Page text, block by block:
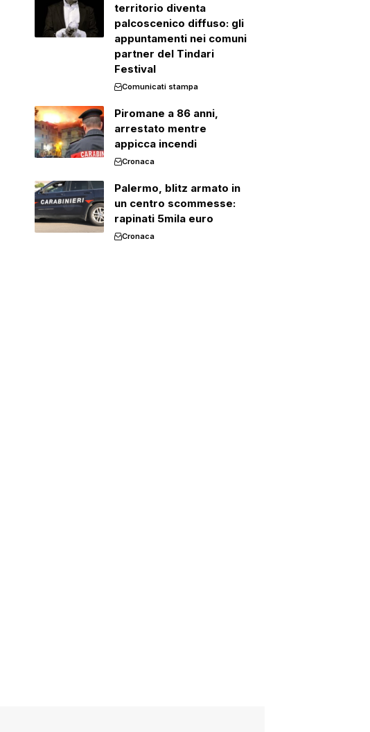
territorio diventa
palcoscenico diffuso: gli
appuntamenti nei comuni
partner del Tindari
Festival
Comunicati stampa
Piromane a 86 anni,
arrestato mentre
appicca incendi
Cronaca
Palermo, blitz armato in
un centro scommesse:
rapinati 5mila euro
Cronaca